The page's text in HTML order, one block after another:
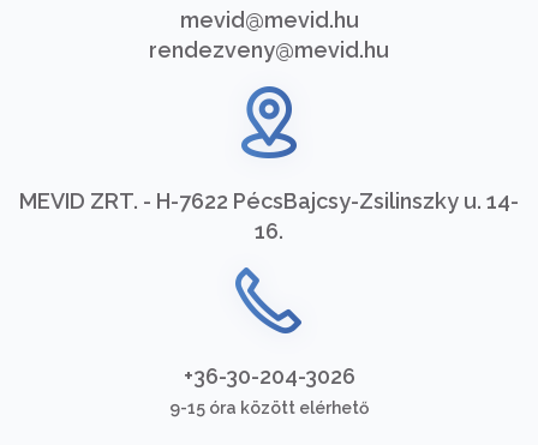
mevid@mevid.hu
rendezveny@mevid.hu
MEVID ZRT. - H-7622 PécsBajcsy-Zsilinszky u. 14-
16.
+36-30-204-3026
9-15 óra között elérhető